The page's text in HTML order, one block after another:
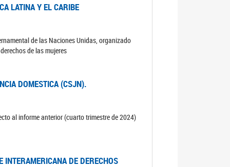
LATINA Y EL CARIBE
de las Naciones Unidas, organizado
de las mujeres
DOMESTICA (CSJN).
al informe anterior (cuarto trimestre de 2024)
INTERAMERICANA DE DERECHOS